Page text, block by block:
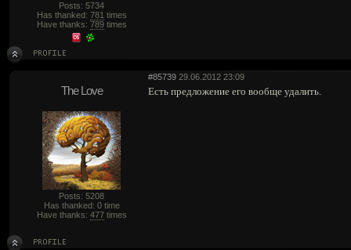
Posts: 5734
Has thanked: 781 times
Have thanks: 789times
#85739 29.06.2012 23:09
The Love
Posts: 5208
Has thanked: 0 time
Have thanks: 477times
Есть предложение его вообще удалить.